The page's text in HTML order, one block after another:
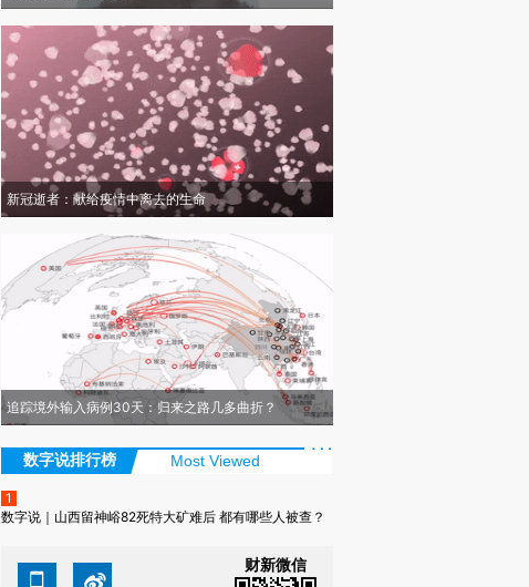
新冠逝者：献给疫情中离去的生命
追踪境外输入病例30天：归来之路几多曲折？
数字说排行榜 Most Viewed
1
数字说｜山西留神峪82死特大矿难后 都有哪些人被查？
财新微信